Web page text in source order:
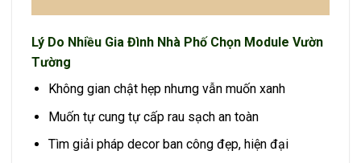
Lý Do Nhiều Gia Đình Nhà Phố Chọn Module Vườn
Tường
Không gian chật hẹp nhưng vẫn muốn xanh
Muốn tự cung tự cấp rau sạch an toàn
Tìm giải pháp decor ban công đẹp, hiện đại